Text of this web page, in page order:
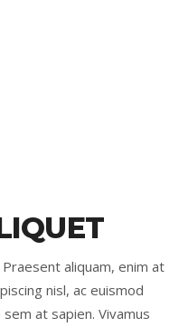
aliquam, enim at
nisl, ac euismod
at sapien. Vivamus